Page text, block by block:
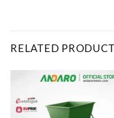
RELATED